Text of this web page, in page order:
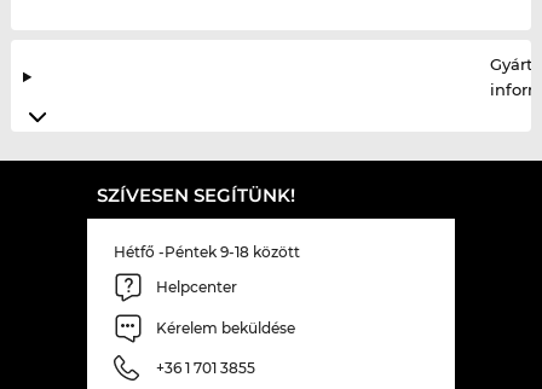
SZÍVESEN SEGÍTÜNK!
Hétfő -Péntek 9-18 között
Helpcenter
Kérelem beküldése
+36 1 701 3855